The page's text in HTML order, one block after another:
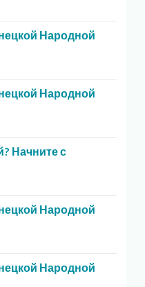
Народной
Народной
Начните с
Народной
Народной